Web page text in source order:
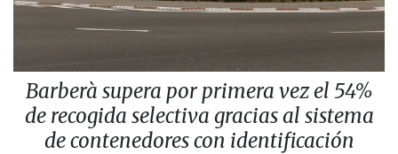
Barberà supera por primera vez el 54%
de recogida selectiva gracias al sistema
de contenedores con identificación